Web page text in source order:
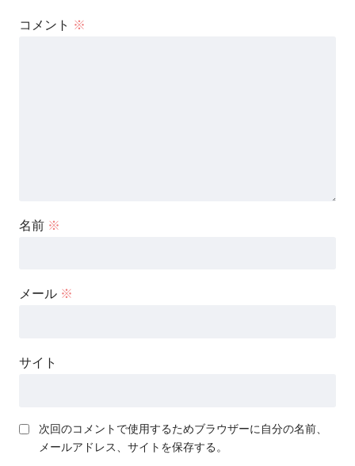
コメント ※
名前 ※
メール ※
サイト
次回のコメントで使用するためブラウザーに自分の名前、
メールアドレス、サイトを保存する。